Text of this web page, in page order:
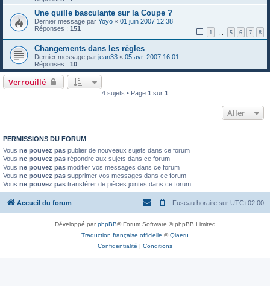
Une quille basculante sur la Coupe ?
Dernier message par Yoyo « 01 juin 2007 12:38
Réponses : 151 1 5 6 7 8
Changements dans les règles
Dernier message par jean33 « 05 avr. 2007 16:01
Réponses : 10
Verrouillé
4 sujets • Page 1 sur 1
Aller
PERMISSIONS DU FORUM
Vous ne pouvez pas publier de nouveaux sujets dans ce forum
Vous ne pouvez pas répondre aux sujets dans ce forum
Vous ne pouvez pas modifier vos messages dans ce forum
Vous ne pouvez pas supprimer vos messages dans ce forum
Vous ne pouvez pas transférer de pièces jointes dans ce forum
Accueil du forum Fuseau horaire sur UTC+02:00
Développé parphpBB® Forum Software © phpBB Limited
Traduction française officielle ©Qiaeru
Confidentialité | Conditions